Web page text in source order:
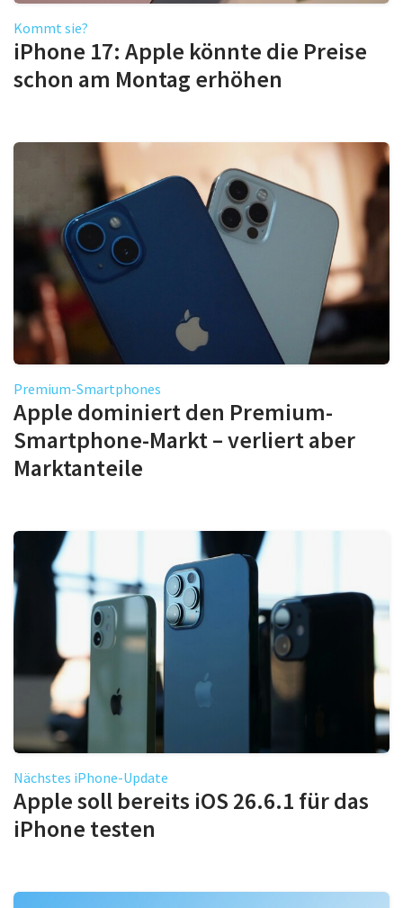
Kommt sie?
iPhone 17: Apple könnte die Preise
schon am Montag erhöhen
Premium-Smartphones
Apple dominiert den Premium-
Smartphone-Markt – verliert aber
Marktanteile
Nächstes iPhone-Update
Apple soll bereits iOS 26.6.1 für das
iPhone testen